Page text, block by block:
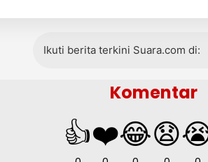
Ikuti berita terkini Suara.com di:
Komentar
👍❤️😂😧